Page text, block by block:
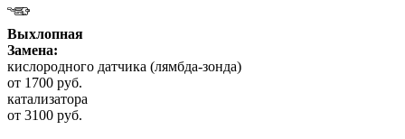
Выхлопная
Замена:
кислородного датчика (лямбда-зонда)
от 1700 руб.
катализатора
от 3100 руб.